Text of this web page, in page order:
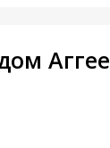
Аггее